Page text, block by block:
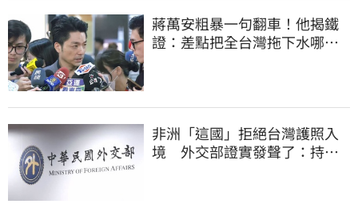
蔣萬安粗暴一句翻車！他揭鐵
證：差點把全台灣拖下水哪時
非洲「這國」拒絕台灣護照入
境 外交部證實發聲了：持續